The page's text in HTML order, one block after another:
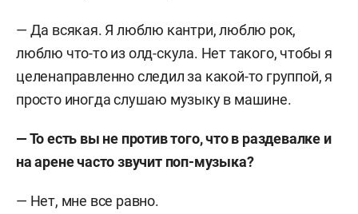
— Да всякая. Я люблю кантри, люблю рок,
люблю что-то из олд-скула. Нет такого, чтобы я
целенаправленно следил за какой-то группой, я
просто иногда слушаю музыку в машине.
— То есть вы не против того, что в раздевалке и
на арене часто звучит поп-музыка?
— Нет, мне все равно.